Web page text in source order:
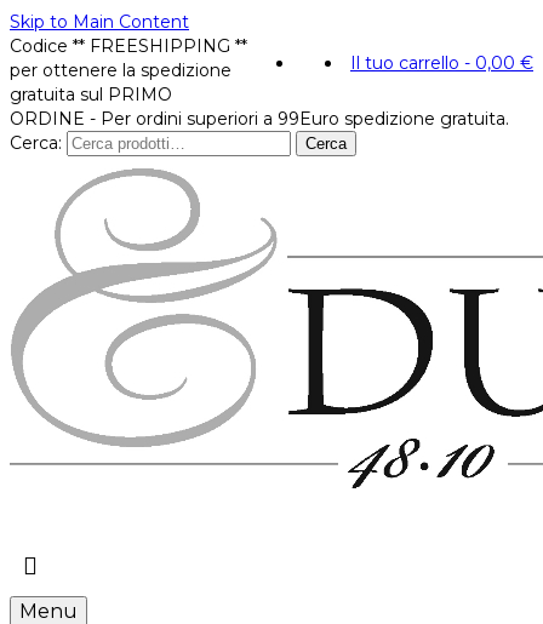
Skip to Main Content
Il tuo carrello - 0,00 €
Codice ** FREESHIPPING **
per ottenere la spedizione
gratuita sul PRIMO
ORDINE - Per ordini superiori a 99Euro spedizione gratuita.
Cerca:
Cerca
Menu